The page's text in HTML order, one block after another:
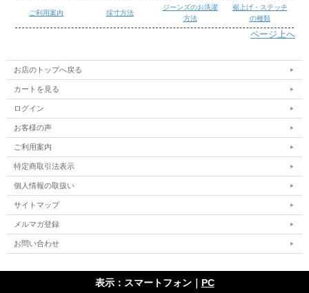
1951年、リーバイスで初めてジッパーを採用したボーイズ(子供用)モ
ご利用案内 採寸方法
ジーンズのお洗濯
方法
裾上げ・ステッチ
の種類
ページ上へ
/お店のトップへ戻る
カートを見る
ログイン
お客様の声
ご利用案内
特定商取引法表示
個人情報の取扱い
サイトマップ
メルマガ登録
お問い合わせ
表示：スマートフォン｜ PC